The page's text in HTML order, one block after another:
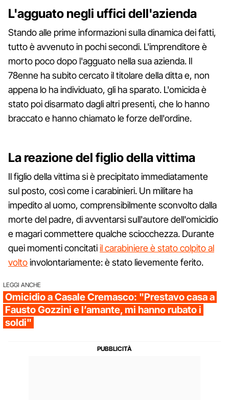
L'agguato negli uffici dell'azienda
Stando alle prime informazioni sulla dinamica dei fatti,
tutto è avvenuto in pochi secondi. L'imprenditore è
morto poco dopo l'agguato nella sua azienda. Il
78enne ha subito cercato il titolare della ditta e, non
appena lo ha individuato, gli ha sparato. L'omicida è
stato poi disarmato dagli altri presenti, che lo hanno
braccato e hanno chiamato le forze dell'ordine.
La reazione del figlio della vittima
Il figlio della vittima si è precipitato immediatamente
sul posto, così come i carabinieri. Un militare ha
impedito al uomo, comprensibilmente sconvolto dalla
morte del padre, di avventarsi sull'autore dell'omicidio
e magari commettere qualche sciocchezza. Durante
quei momenti concitatiil carabiniere è stato colpito al
voltoinvolontariamente: è stato lievemente ferito.
LEGGI ANCHE
Omicidio a Casale Cremasco: "Prestavo casa a
Fausto Gozzini e l’amante, mi hanno rubato i
soldi"